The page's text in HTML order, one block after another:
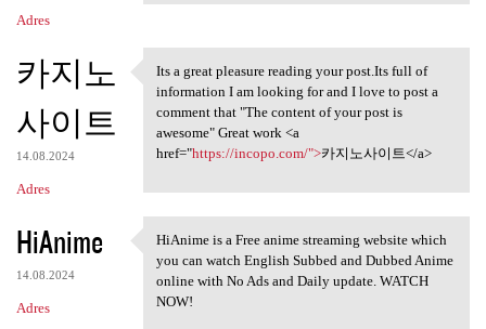
Adres
카지노
사이트
14.08.2024
Adres
Its a great pleasure reading
Its a great pleasure reading your post.Its full of
information I am looking for and I love to post a
comment that "The content of your post is
awesome" Great work <a
href="https://incopo.com/">카지노사이트</a>
HiAnime
14.08.2024
Adres
HiAnime is a Free anime
HiAnime is a Free anime streaming website which
you can watch English Subbed and Dubbed Anime
online with No Ads and Daily update. WATCH
NOW!